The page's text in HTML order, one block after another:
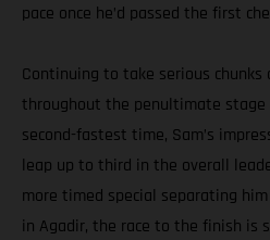
pace once he’d passed the first
Continuing to take serious
throughout the penultimate
second-fastest time, Sam’s
leap up to third in the overall
more timed special separating
in Agadir, the race to the finish is